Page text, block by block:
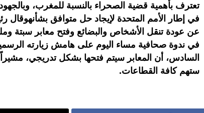
تعترف بأهمية قضية الصحراء بالنسبة للمغرب،
في إطار الأمم المتحدة لإيجاد حل متوافق بشأنهوقال
عن عودة تنقل الأشخاص والبضائع وفتح معابر سبتة
في ندوة صحافية مساء اليوم على هامش زيارته
السادس، أن المعابر سيتم فتحها بشكل تدريجي، مشيراً
ستهم كافة القطاعات.